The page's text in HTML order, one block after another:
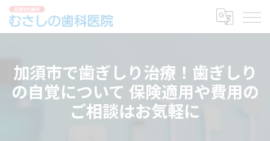
加須市で歯ぎしり治療！歯ぎしり
の自覚について 保険適用や費用の
ご相談はお気軽に